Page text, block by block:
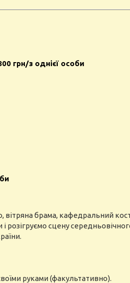
грн/з однієї особи
вітряна брама, кафедральний
розігруємо сцену
руками (факультативно).